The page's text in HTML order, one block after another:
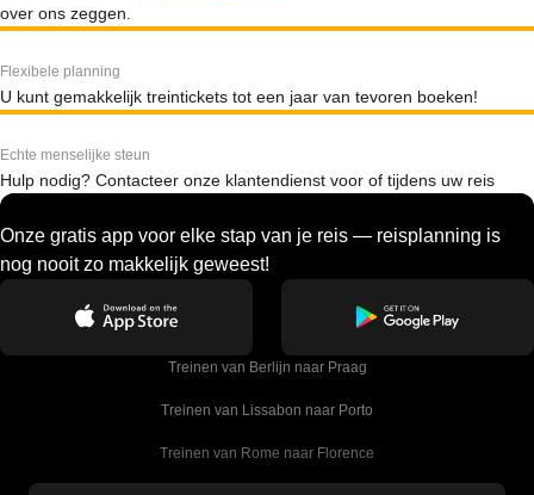
over ons zeggen.
Flexibele planning
U kunt gemakkelijk treintickets tot een jaar van tevoren boeken!
Echte menselijke steun
Hulp nodig? Contacteer onze klantendienst voor of tijdens uw reis
Onze gratis app voor elke stap van je reis — reisplanning is
nog nooit zo makkelijk geweest!
Treinen van Berlijn naar Praag
Treinen van Lissabon naar Porto
Treinen van Rome naar Florence